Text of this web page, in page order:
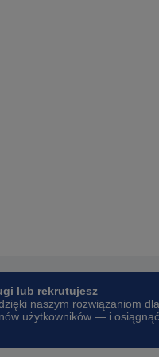
lub rekrutujesz
naszym rozwiązaniom dla
użytkowników — i osiągnąć